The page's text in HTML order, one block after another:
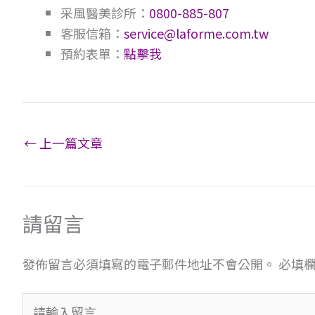
采風醫美診所： 0800-885-807
客服信箱： service@laforme.com.tw
預約表單： 點擊我
← 上一篇文章
請留言
發佈留言必須填寫的電子郵件地址不會公開。 必填